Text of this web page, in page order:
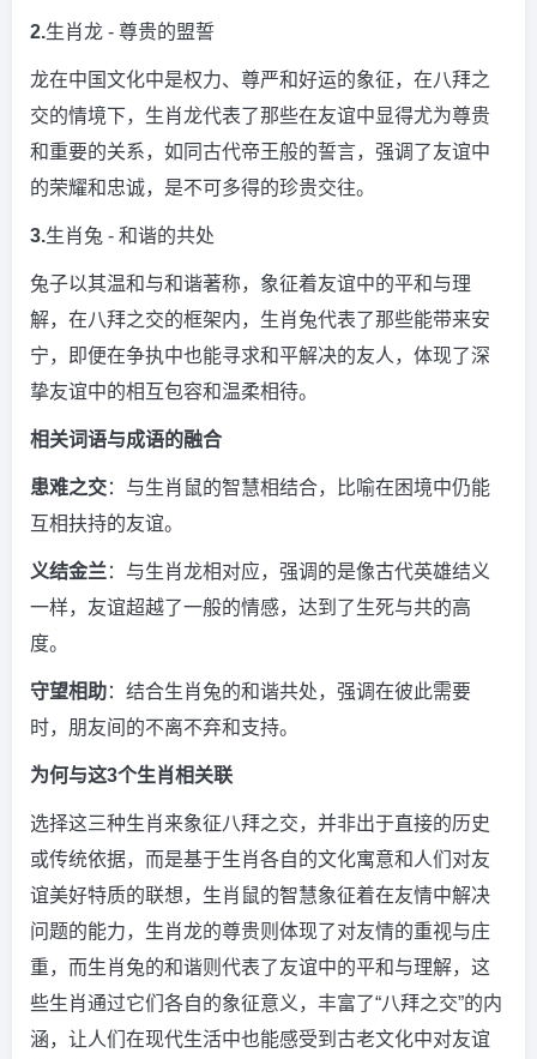
2.生肖龙 - 尊贵的盟誓
龙在中国文化中是权力、尊严和好运的象征，在八拜之
交的情境下，生肖龙代表了那些在友谊中显得尤为尊贵
和重要的关系，如同古代帝王般的誓言，强调了友谊中
的荣耀和忠诚，是不可多得的珍贵交往。
3.生肖兔 - 和谐的共处
兔子以其温和与和谐著称，象征着友谊中的平和与理
解，在八拜之交的框架内，生肖兔代表了那些能带来安
宁，即便在争执中也能寻求和平解决的友人，体现了深
挚友谊中的相互包容和温柔相待。
相关词语与成语的融合
患难之交：与生肖鼠的智慧相结合，比喻在困境中仍能
互相扶持的友谊。
义结金兰：与生肖龙相对应，强调的是像古代英雄结义
一样，友谊超越了一般的情感，达到了生死与共的高
度。
守望相助：结合生肖兔的和谐共处，强调在彼此需要
时，朋友间的不离不弃和支持。
为何与这3个生肖相关联
选择这三种生肖来象征八拜之交，并非出于直接的历史
或传统依据，而是基于生肖各自的文化寓意和人们对友
谊美好特质的联想，生肖鼠的智慧象征着在友情中解决
问题的能力，生肖龙的尊贵则体现了对友情的重视与庄
重，而生肖兔的和谐则代表了友谊中的平和与理解，这
些生肖通过它们各自的象征意义，丰富了“八拜之交”的内
涵，让人们在现代生活中也能感受到古老文化中对友谊